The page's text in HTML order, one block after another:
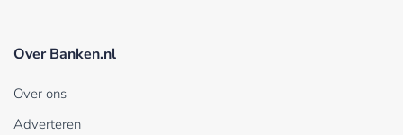
Over Banken.nl
Over ons
Adverteren